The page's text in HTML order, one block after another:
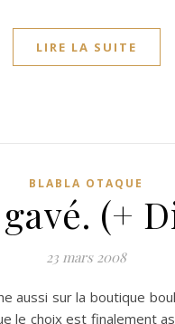
LIRE LA SUITE
BLABLA OTAQUE
(+
23 mars 2008
aussi sur la boutique
le choix est finalement